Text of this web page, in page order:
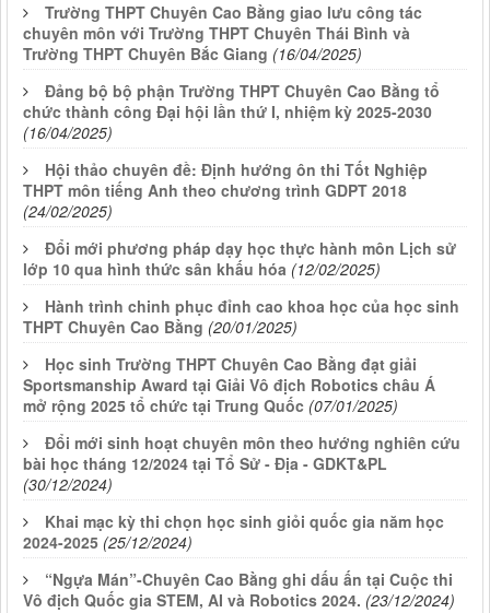
Trường THPT Chuyên Cao Bằng giao lưu công tác
chuyên môn với Trường THPT Chuyên Thái Bình và
Trường THPT Chuyên Bắc Giang (16/04/2025)
Đảng bộ bộ phận Trường THPT Chuyên Cao Bằng tổ
chức thành công Đại hội lần thứ I, nhiệm kỳ 2025-2030
(16/04/2025)
Hội thảo chuyên đề: Định hướng ôn thi Tốt Nghiệp
THPT môn tiếng Anh theo chương trình GDPT 2018
(24/02/2025)
Đổi mới phương pháp dạy học thực hành môn Lịch sử
lớp 10 qua hình thức sân khấu hóa (12/02/2025)
Hành trình chinh phục đỉnh cao khoa học của học sinh
THPT Chuyên Cao Bằng (20/01/2025)
Học sinh Trường THPT Chuyên Cao Bằng đạt giải
Sportsmanship Award tại Giải Vô địch Robotics châu Á
mở rộng 2025 tổ chức tại Trung Quốc (07/01/2025)
Đổi mới sinh hoạt chuyên môn theo hướng nghiên cứu
bài học tháng 12/2024 tại Tổ Sử - Địa - GDKT&PL
(30/12/2024)
Khai mạc kỳ thi chọn học sinh giỏi quốc gia năm học
2024-2025 (25/12/2024)
“Ngựa Mán”-Chuyên Cao Bằng ghi dấu ấn tại Cuộc thi
Vô địch Quốc gia STEM, AI và Robotics 2024. (23/12/2024)